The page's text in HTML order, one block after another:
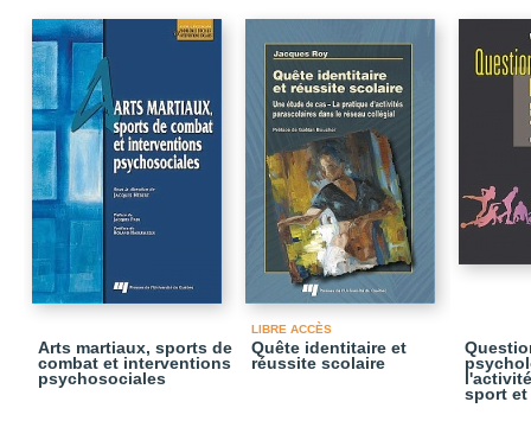
Arts martiaux, sports de
combat et interventions
psychosociales
LIBRE ACCÈS
Quête identitaire et
réussite scolaire
sport et